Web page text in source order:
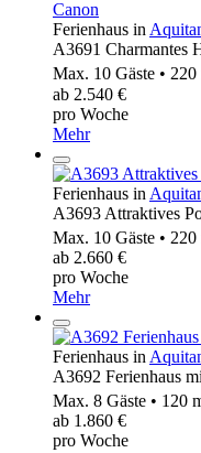
Ferienhaus in
A3691 Charmantes
Max. 10 Gäste • 220
ab 2.540 €
pro Woche
Mehr
Ferienhaus in
A3693 Attraktives
Max. 10 Gäste • 220
ab 2.660 €
pro Woche
Mehr
Ferienhaus in
A3692 Ferienhaus
Max. 8 Gäste • 120
ab 1.860 €
pro Woche